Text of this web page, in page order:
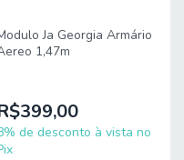
Ja Georgia Armário
1,47m
de desconto à vista no